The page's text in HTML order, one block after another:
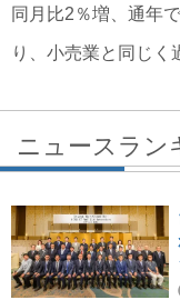
同月比2％増、通年
り、小売業と同じく
ニュースラン